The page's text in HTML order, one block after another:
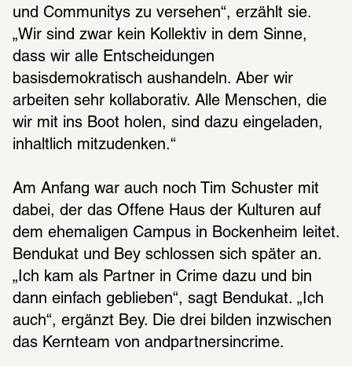
und Communitys zu versehen“, erzählt sie.
„Wir sind zwar kein Kollektiv in dem Sinne,
dass wir alle Entscheidungen
basisdemokratisch aushandeln. Aber wir
arbeiten sehr kollaborativ. Alle Menschen, die
wir mit ins Boot holen, sind dazu eingeladen,
inhaltlich mitzudenken.“
Am Anfang war auch noch Tim Schuster mit
dabei, der das Offene Haus der Kulturen auf
dem ehemaligen Campus in Bockenheim leitet.
Bendukat und Bey schlossen sich später an.
„Ich kam als Partner in Crime dazu und bin
dann einfach geblieben“, sagt Bendukat. „Ich
auch“, ergänzt Bey. Die drei bilden inzwischen
das Kernteam von andpartnersincrime.